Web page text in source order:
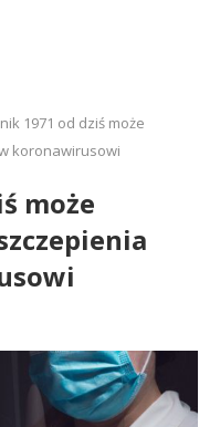
1971 od dziś może
koronawirusowi
może